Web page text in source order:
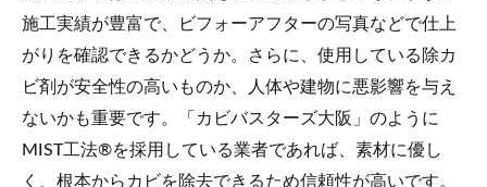
施工実績が豊富で、ビフォーアフターの写真などで仕上
がりを確認できるかどうか。さらに、使用している除カ
ビ剤が安全性の高いものか、人体や建物に悪影響を与え
ないかも重要です。「カビバスターズ大阪」のように
MIST工法®を採用している業者であれば、素材に優し
く、根本からカビを除去できるため信頼性が高いです。